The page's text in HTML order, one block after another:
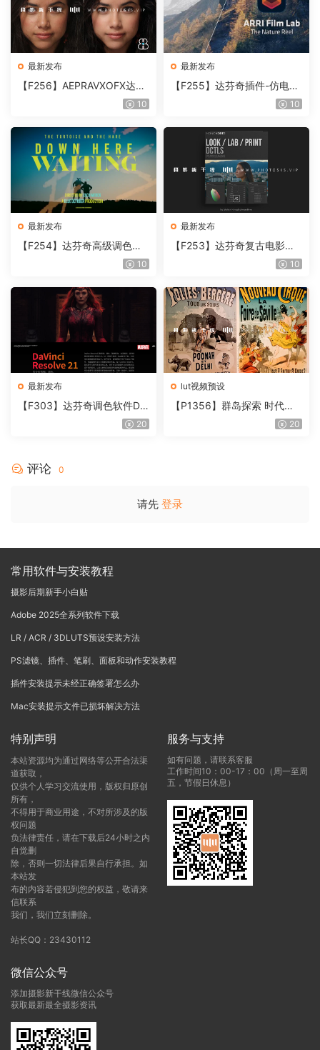
最新发布
【F256】AEPRAVXOFX达芬
奇视频人像磨皮润肤美颜插件
10
最新发布
【F255】达芬奇插件-仿电影
胶片视频调色插件 ARRI Film
10
最新发布
【F254】达芬奇高级调色插
件 Contour V2.2.2 WinMac10
最新发布
【F253】达芬奇复古电影胶
片质感DCTL节点调色预设 M
T V4.0
10
最新发布
【F303】达芬奇调色软件Da
Vinci Resolve Studio21.0.320
lut视频预设
【P1356】群岛探索 时代马
戏团 – QUEST 60 调色预设A
20
评论 0
请先 登录
常用软件与安装教程
摄影后期新手小白贴
Adobe 2025全系列软件下载
LR / ACR / 3DLUTS预设安装方法
PS滤镜、插件、笔刷、面板和动作安装教程
插件安装提示未经正确签署怎么办
Mac安装提示文件已损坏解决方法
特别声明
本站资源均为通过网络等公开合法渠
道获取，
仅供个人学习交流使用，版权归原创
所有，
不得用于商业用途，不对所涉及的版
权问题
负法律责任，请在下载后24小时之内
自觉删
除，否则一切法律后果自行承担。如
本站发
布的内容若侵犯到您的权益，敬请来
信联系
我们，我们立刻删除。
站长QQ：23430112
服务与支持
如有问题，请联系客服
工作时间10：00-17：00（周一至周
五，节假日休息）
微信公众号
添加摄影新干线微信公众号
获取最新最全摄影资讯